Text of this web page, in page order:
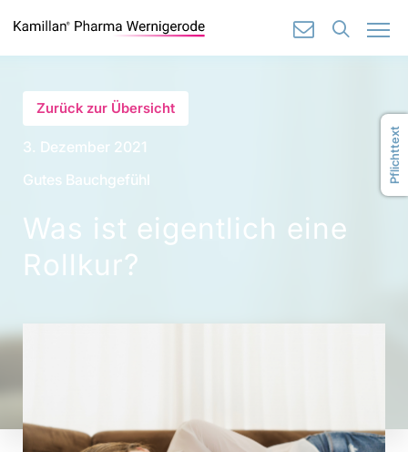
✉️ 🔍
Zurück zur Übersicht
3. Dezember 2021
Gutes Bauchgefühl
Was ist eigentlich eine
Rollkur?
Pflichttext